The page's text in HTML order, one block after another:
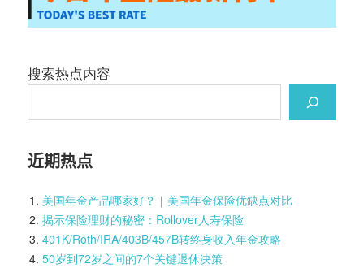
搜索热点内容
近期热点
美国年金产品哪家好？ ｜ 美国年金保险优缺点对比
揭示保险理财的秘密：Rollover人寿保险
401K/Roth/IRA/403B/457B转终身收入年金攻略
50岁到72岁之间的7个关键退休决策